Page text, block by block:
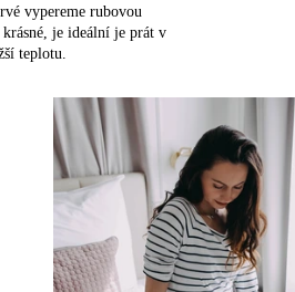
vypereme rubovou
je ideální je prát v
teplotu.